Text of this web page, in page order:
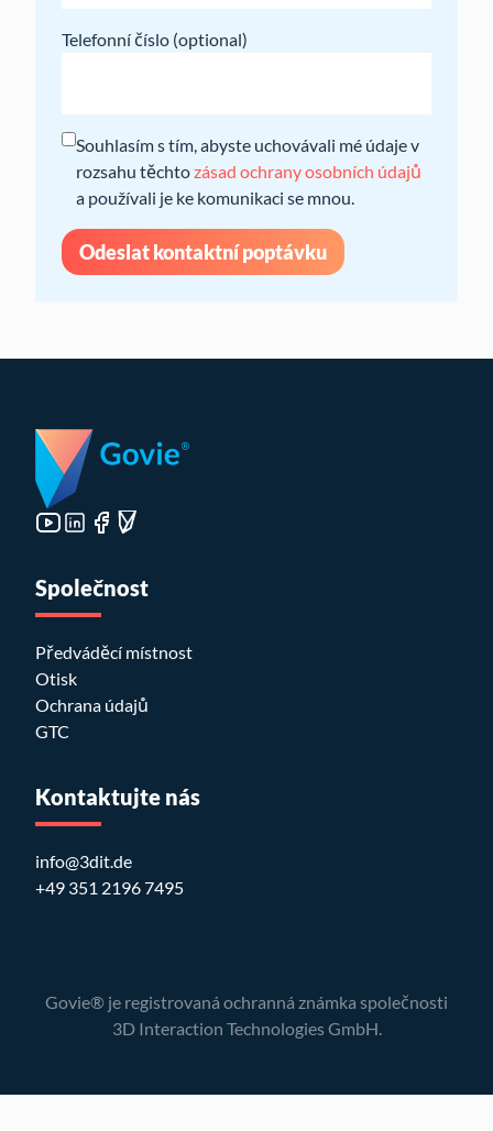
Telefonní číslo
Souhlasím s tím, abyste uchovávali mé údaje v
rozsahu těchtozásad ochrany osobních údajů
a používali je ke komunikaci se mnou.
Odeslat kontaktní poptávku
Společnost
Předváděcí místnost
Otisk
Ochrana údajů
GTC
Kontaktujte nás
info@3dit.de
+49 351 2196 7495
Govie® je registrovaná ochranná známka společnosti
3D Interaction Technologies GmbH.